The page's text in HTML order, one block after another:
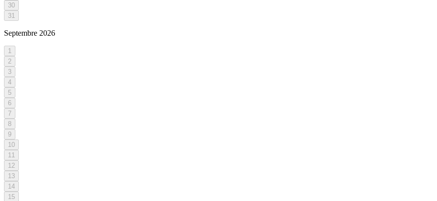
30
31
Septembre 2026
1
2
3
4
5
6
7
8
9
10
11
12
13
14
15